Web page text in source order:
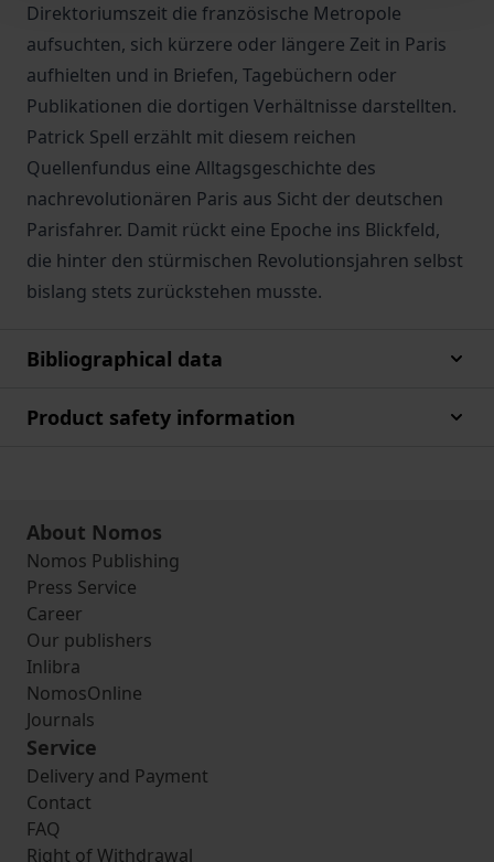
Direktoriumszeit die französische Metropole
aufsuchten, sich kürzere oder längere Zeit in Paris
aufhielten und in Briefen, Tagebüchern oder
Publikationen die dortigen Verhältnisse darstellten.
Patrick Spell erzählt mit diesem reichen
Quellenfundus eine Alltagsgeschichte des
nachrevolutionären Paris aus Sicht der deutschen
Parisfahrer. Damit rückt eine Epoche ins Blickfeld,
die hinter den stürmischen Revolutionsjahren selbst
bislang stets zurückstehen musste.
Bibliographical data
Product safety information
About Nomos
Nomos Publishing
Press Service
Career
Our publishers
Inlibra
NomosOnline
Journals
Service
Delivery and Payment
Contact
FAQ
Right of Withdrawal